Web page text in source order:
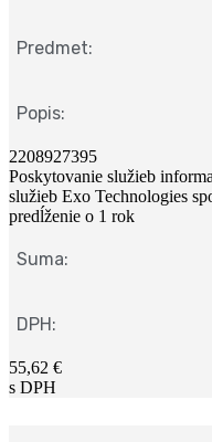
Predmet:
Popis:
2208927395
Poskytovanie služieb
služieb Exo Technologies
predĺženie o 1 rok
Suma:
DPH:
55,62 €
s DPH